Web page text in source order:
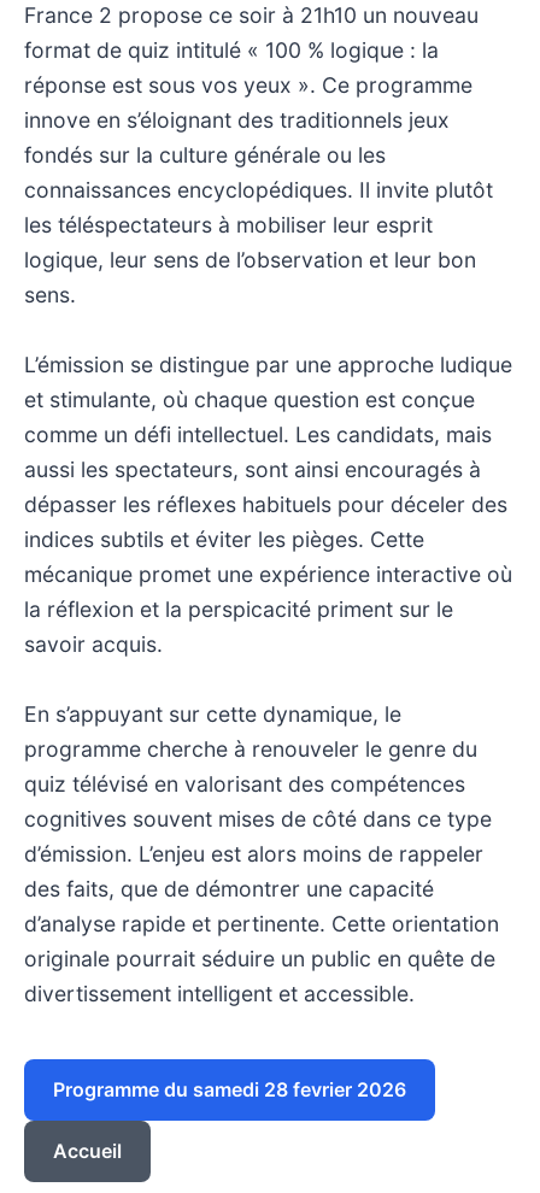
France 2 propose ce soir à 21h10 un nouveau
format de quiz intitulé « 100 % logique : la
réponse est sous vos yeux ». Ce programme
innove en s’éloignant des traditionnels jeux
fondés sur la culture générale ou les
connaissances encyclopédiques. Il invite plutôt
les téléspectateurs à mobiliser leur esprit
logique, leur sens de l’observation et leur bon
sens.
L’émission se distingue par une approche ludique
et stimulante, où chaque question est conçue
comme un défi intellectuel. Les candidats, mais
aussi les spectateurs, sont ainsi encouragés à
dépasser les réflexes habituels pour déceler des
indices subtils et éviter les pièges. Cette
mécanique promet une expérience interactive où
la réflexion et la perspicacité priment sur le
savoir acquis.
En s’appuyant sur cette dynamique, le
programme cherche à renouveler le genre du
quiz télévisé en valorisant des compétences
cognitives souvent mises de côté dans ce type
d’émission. L’enjeu est alors moins de rappeler
des faits, que de démontrer une capacité
d’analyse rapide et pertinente. Cette orientation
originale pourrait séduire un public en quête de
divertissement intelligent et accessible.
Programme du samedi 28 fevrier 2026
Accueil